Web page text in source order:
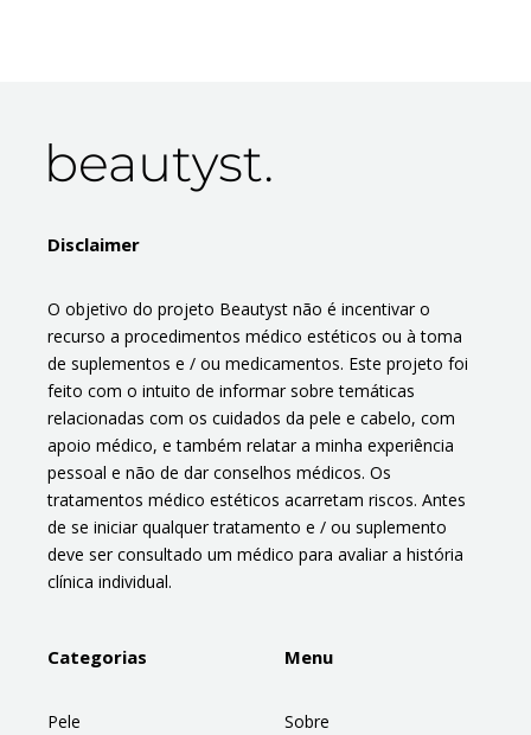
Disclaimer
O objetivo do projeto Beautyst não é incentivar o
recurso a procedimentos médico estéticos ou à toma
de suplementos e / ou medicamentos. Este projeto foi
feito com o intuito de informar sobre temáticas
relacionadas com os cuidados da pele e cabelo, com
apoio médico, e também relatar a minha experiência
pessoal e não de dar conselhos médicos. Os
tratamentos médico estéticos acarretam riscos. Antes
de se iniciar qualquer tratamento e / ou suplemento
deve ser consultado um médico para avaliar a história
clínica individual.
Categorias
Pele
Menu
Sobre